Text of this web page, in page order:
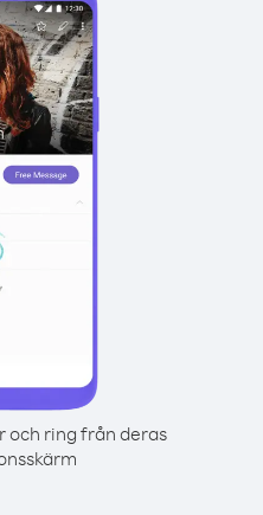
och ring från deras